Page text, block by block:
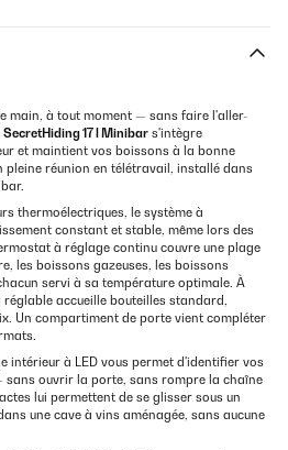
main, à tout moment — sans faire l'aller-
SecretHiding 17 l Minibar s'intègre
et maintient vos boissons à la bonne
pleine réunion en télétravail, installé dans
thermoélectriques, le système à
constant et stable, même lors des
à réglage continu couvre une plage
les boissons gazeuses, les boissons
servi à sa température optimale. À
réglable accueille bouteilles standard,
Un compartiment de porte vient compléter
intérieur à LED vous permet d'identifier vos
ouvrir la porte, sans rompre la chaîne
lui permettent de se glisser sous un
une cave à vins aménagée, sans aucune